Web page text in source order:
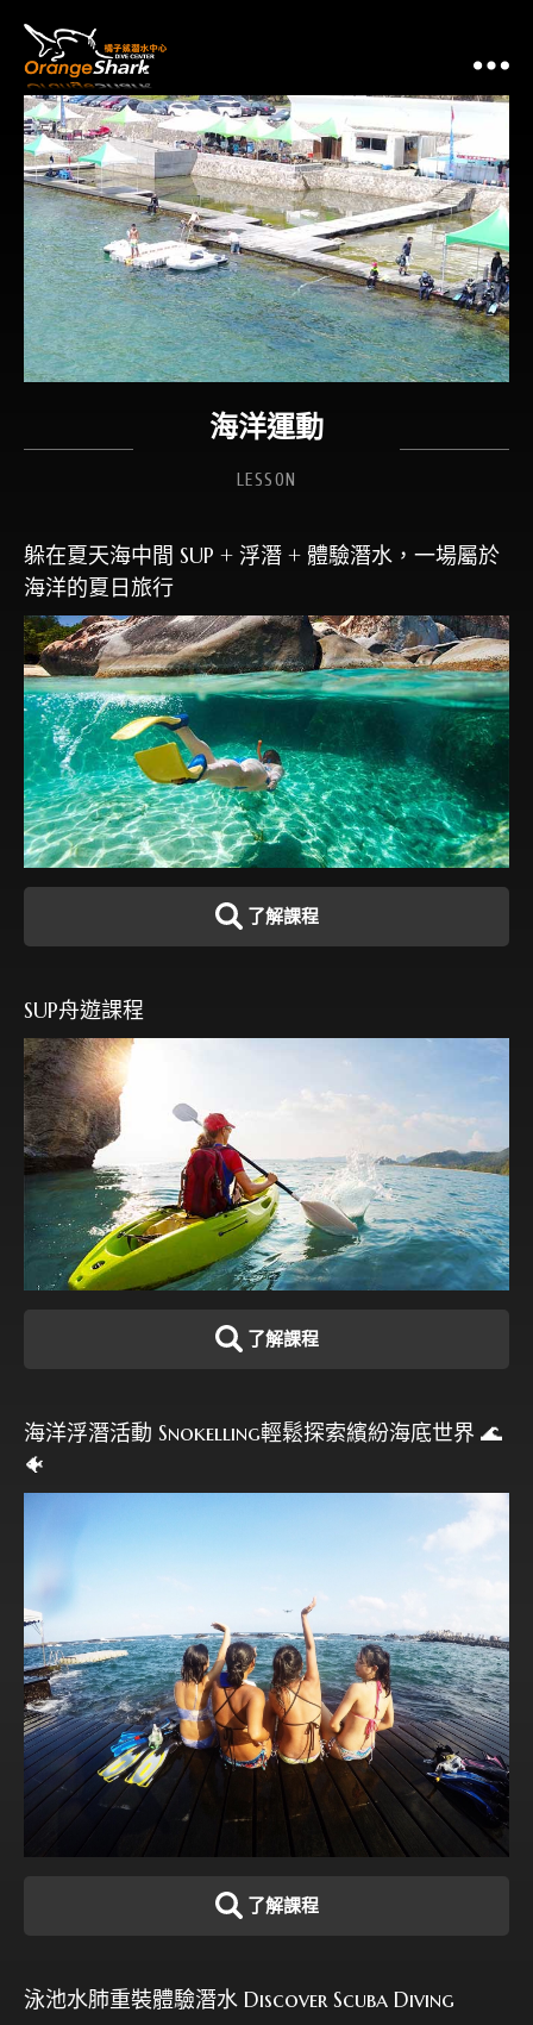
海洋運動
LESSON
躲在夏天海中間 SUP + 浮潛 + 體驗潛水，一場屬於
海洋的夏日旅行
了解課程
SUP舟遊課程
了解課程
海洋浮潛活動 Snokelling輕鬆探索繽紛海底世界 🌊
🐠
了解課程
泳池水肺重裝體驗潛水 Discover Scuba Diving